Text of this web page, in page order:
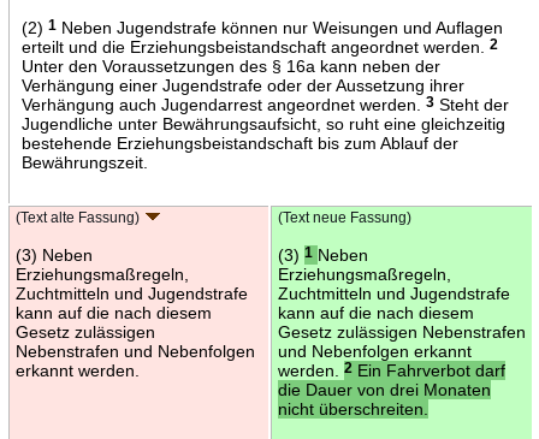
(2) 1Neben Jugendstrafe können nur Weisungen und Auflagen
erteilt und die Erziehungsbeistandschaft angeordnet werden.
2
Unter den Voraussetzungen des § 16a kann neben der
Verhängung einer Jugendstrafe oder der Aussetzung ihrer
Verhängung auch Jugendarrest angeordnet werden.
3Steht der
Jugendliche unter Bewährungsaufsicht, so ruht eine gleichzeitig
bestehende Erziehungsbeistandschaft bis zum Ablauf der
Bewährungszeit.
(Text alte Fassung)
(3) Neben
Erziehungsmaßregeln,
Zuchtmitteln und Jugendstrafe
kann auf die nach diesem
Gesetz zulässigen
Nebenstrafen und Nebenfolgen
erkannt werden.
(Text neue Fassung)
(3) 1 Neben
Erziehungsmaßregeln,
Zuchtmitteln und Jugendstrafe
kann auf die nach diesem
Gesetz zulässigen Nebenstrafen
und Nebenfolgen erkannt
werden.
2Ein Fahrverbot darf
die Dauer von drei Monaten
nicht überschreiten.